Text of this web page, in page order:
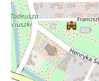
Україна
Zamknij